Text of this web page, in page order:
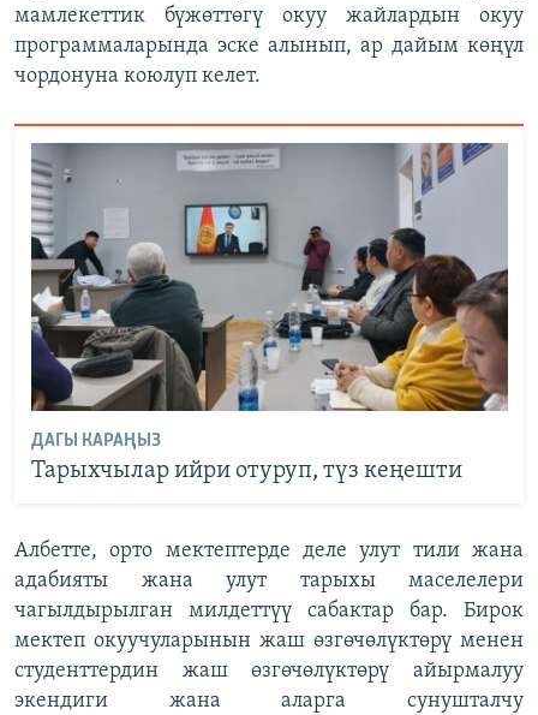
мамлекеттик бүжөттөгү окуу жайлардын окуу
программаларында эске алынып, ар дайым көңүл
чордонуна коюлуп келет.
ДАГЫ КАРАҢЫЗ
Тарыхчылар ийри отуруп, түз кеңешти
Албетте, орто мектептерде деле улут тили жана
адабияты жана улут тарыхы маселелери
чагылдырылган милдеттүү сабактар бар. Бирок
мектеп окуучуларынын жаш өзгөчөлүктөрү менен
студенттердин жаш өзгөчөлүктөрү айырмалуу
экендиги жана аларга сунушталчу